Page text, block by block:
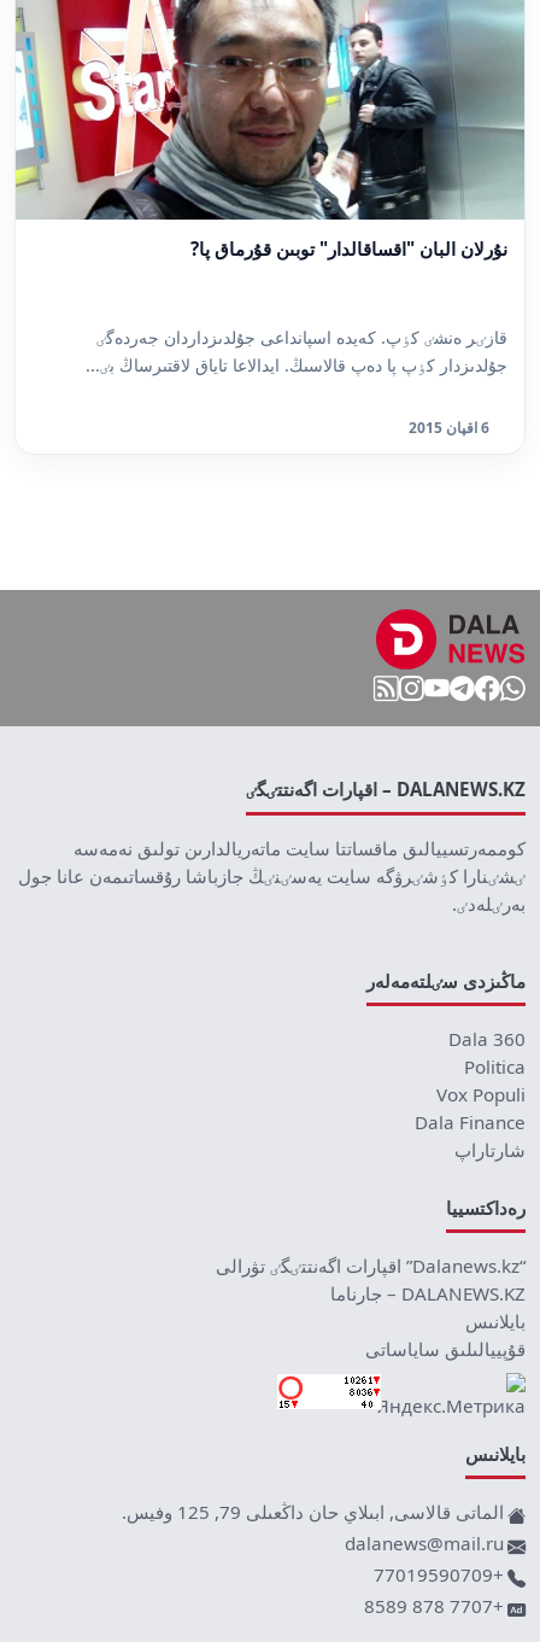
نۇرلان البان "اقساقالدار" توبىن قۇرماق پا?
قازٸر ەنشٸ كٶپ. كەيدە اسپانداعى جۇلدىزداردان جەردەگٸ
جۇلدىزدار كٶپ پا دەپ قالاسىڭ. ايدالاعا تاياق لاقتىرساڭ بٸ...
6 اقپان 2015
DALANEWS.KZ – اقپارات اگەنتتٸگٸ
كوممەرتسييالىق ماقساتتا سايت ماتەريالدارىن تولىق نەمەسە
ٸشٸنارا كٶشٸرۋگە سايت يەسٸنٸڭ جازباشا رۇقساتىمەن عانا جول
بەرٸلەدٸ.
ماڭىزدى سٸلتەمەلەر
Dala 360
Politica
Vox Populi
Dala Finance
شارتاراپ
رەداكتسييا
“Dalanews.kz” اقپارات اگەنتتٸگٸ تۋرالى
DALANEWS.KZ – جارناما
بايلانىس
قۇپييالىلىق ساياساتى
بايلانىس
الماتى قالاسى, ابىلاي حان داڭعىلى 79, 125 وفيس.
dalanews@mail.ru
+77019590709
+7707 878 8589